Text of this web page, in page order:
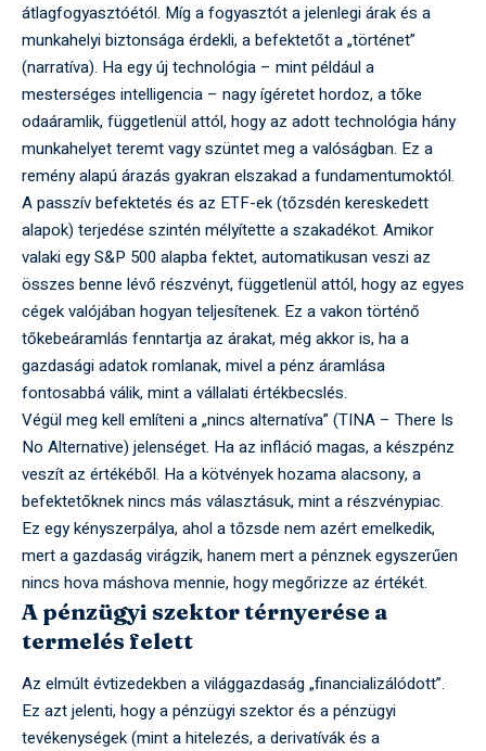
átlagfogyasztóétól. Míg a fogyasztót a jelenlegi árak és a
munkahelyi biztonsága érdekli, a befektetőt a „történet”
(narratíva). Ha egy új technológia – mint például a
mesterséges intelligencia – nagy ígéretet hordoz, a tőke
odaáramlik, függetlenül attól, hogy az adott technológia hány
munkahelyet teremt vagy szüntet meg a valóságban. Ez a
remény alapú árazás gyakran elszakad a fundamentumoktól.
A passzív befektetés és az ETF-ek (tőzsdén kereskedett
alapok) terjedése szintén mélyítette a szakadékot. Amikor
valaki egy S&P 500 alapba fektet, automatikusan veszi az
összes benne lévő részvényt, függetlenül attól, hogy az egyes
cégek valójában hogyan teljesítenek. Ez a vakon történő
tőkebeáramlás fenntartja az árakat, még akkor is, ha a
gazdasági adatok romlanak, mivel a pénz áramlása
fontosabbá válik, mint a vállalati értékbecslés.
Végül meg kell említeni a „nincs alternatíva” (TINA – There Is
No Alternative) jelenséget. Ha az infláció magas, a készpénz
veszít az értékéből. Ha a kötvények hozama alacsony, a
befektetőknek nincs más választásuk, mint a részvénypiac.
Ez egy kényszerpálya, ahol a tőzsde nem azért emelkedik,
mert a gazdaság virágzik, hanem mert a pénznek egyszerűen
nincs hova máshova mennie, hogy megőrizze az értékét.
A pénzügyi szektor térnyerése a
termelés felett
Az elmúlt évtizedekben a világgazdaság „financializálódott”.
Ez azt jelenti, hogy a pénzügyi szektor és a pénzügyi
tevékenységek (mint a hitelezés, a derivatívák és a